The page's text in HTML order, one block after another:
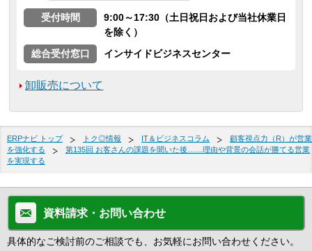
受付時間
9:00～17:30（土日祝日および当社休業日
を除く）
総合受付窓口
インサイドビジネスセンター
卸販売について
ERPナビ トップ トク◎情報 IT＆ビジネスコラム
顧客視点力（R）が営業
を強化する
第135回 お客さんの課題を聞いた後……理由や背景の会話が勝てる営業
を実現する
資料請求・お問い合わせ
具体的なご検討前のご相談でも、お気軽にお問い合わせください。